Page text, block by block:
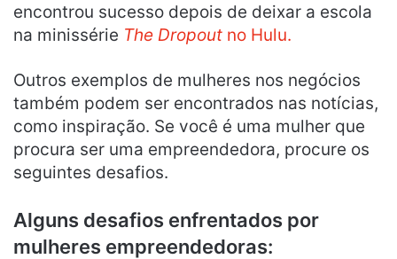
encontrou sucesso depois de deixar a escola
na minissérie The Dropout no Hulu.
Outros exemplos de mulheres nos negócios
também podem ser encontrados nas notícias,
como inspiração. Se você é uma mulher que
procura ser uma empreendedora, procure os
seguintes desafios.
Alguns desafios enfrentados por
mulheres empreendedoras: